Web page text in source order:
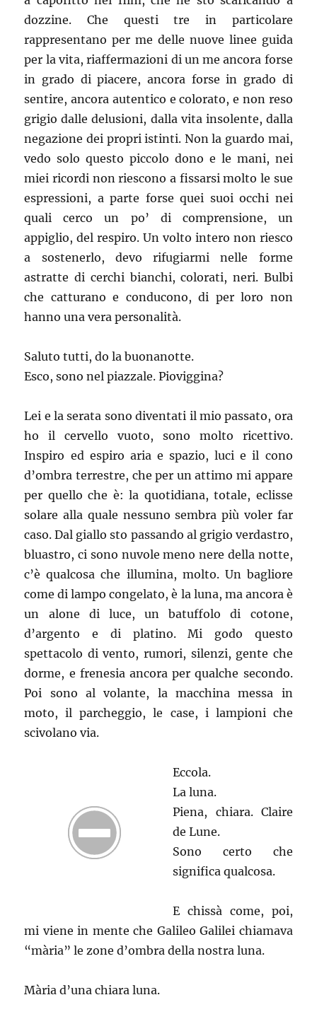
dozzine. Che questi tre in particolare
rappresentano per me delle nuove linee guida
per la vita, riaffermazioni di un me ancora forse
in grado di piacere, ancora forse in grado di
sentire, ancora autentico e colorato, e non reso
grigio dalle delusioni, dalla vita insolente, dalla
negazione dei propri istinti. Non la guardo mai,
vedo solo questo piccolo dono e le mani, nei
miei ricordi non riescono a fissarsi molto le sue
espressioni, a parte forse quei suoi occhi nei
quali cerco un po’ di comprensione, un
appiglio, del respiro. Un volto intero non riesco
a sostenerlo, devo rifugiarmi nelle forme
astratte di cerchi bianchi, colorati, neri. Bulbi
che catturano e conducono, di per loro non
hanno una vera personalità.
Saluto tutti, do la buonanotte.
Esco, sono nel piazzale. Pioviggina?
Lei e la serata sono diventati il mio passato, ora
ho il cervello vuoto, sono molto ricettivo.
Inspiro ed espiro aria e spazio, luci e il cono
d’ombra terrestre, che per un attimo mi appare
per quello che è: la quotidiana, totale, eclisse
solare alla quale nessuno sembra più voler far
caso. Dal giallo sto passando al grigio verdastro,
bluastro, ci sono nuvole meno nere della notte,
c’è qualcosa che illumina, molto. Un bagliore
come di lampo congelato, è la luna, ma ancora è
un alone di luce, un batuffolo di cotone,
d’argento e di platino. Mi godo questo
spettacolo di vento, rumori, silenzi, gente che
dorme, e frenesia ancora per qualche secondo.
Poi sono al volante, la macchina messa in
moto, il parcheggio, le case, i lampioni che
scivolano via.
Eccola.
La luna.
Piena, chiara. Claire
de Lune.
Sono certo che
significa qualcosa.
E chissà come, poi,
mi viene in mente che Galileo Galilei chiamava
“mària” le zone d’ombra della nostra luna.
Mària d’una chiara luna.